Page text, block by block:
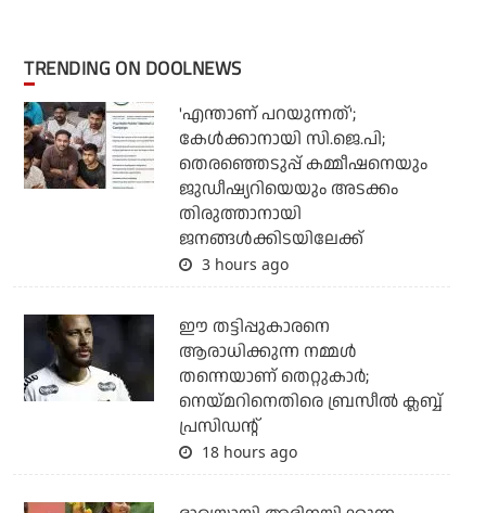
TRENDING ON DOOLNEWS
'എന്താണ് പറയുന്നത്';
കേള്‍ക്കാനായി സി.ജെ.പി;
തെരഞ്ഞെടുപ്പ് കമ്മീഷനെയും
ജുഡീഷ്യറിയെയും അടക്കം
തിരുത്താനായി
ജനങ്ങള്‍ക്കിടയിലേക്ക്
3 hours ago
ഈ തട്ടിപ്പുകാരനെ
ആരാധിക്കുന്ന നമ്മള്‍
തന്നെയാണ് തെറ്റുകാര്‍;
നെയ്മറിനെതിരെ ബ്രസീല്‍ ക്ലബ്ബ്
പ്രസിഡന്റ്
18 hours ago